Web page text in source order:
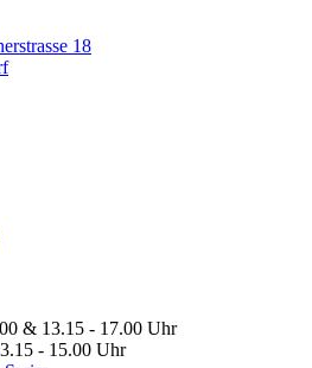
18
& 13.15 - 17.00 Uhr
- 15.00 Uhr